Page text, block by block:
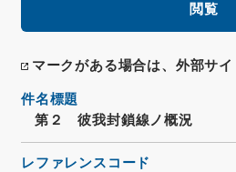
閲覧
マークがある場合は、外部サイ
件名標題
第２ 彼我封鎖線ノ概況
レファレンスコード